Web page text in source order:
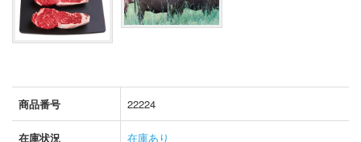
商品番号 22224
在庫状況 在庫あり